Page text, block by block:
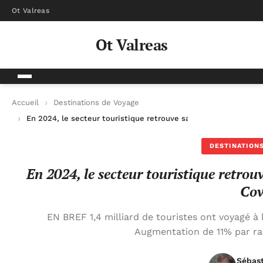
Ot Valreas
Ot Valreas
Accueil
Destinations de Voyage
En 2024, le secteur touristique retrouve sa vigueur d’avant la
En 2024, le secteur touristique
EN BREF 1,4 milliard de touristes ont voyagé
Augmentation de 11% par